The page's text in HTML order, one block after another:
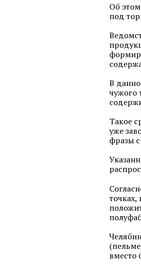
Об
под
В
чужого
Такое
уже
фразы
вместо